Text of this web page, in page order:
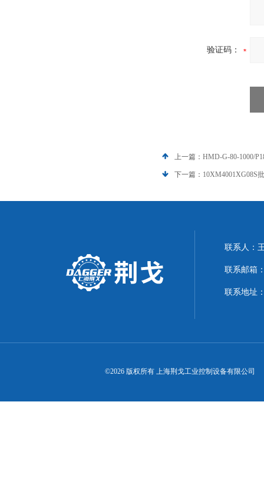
验证码：
上一篇： HMD-G-80-1000/
下一篇： 10XM4001XG08S
联系人：
联系邮箱
联系地址
©2026 版权所有 上海荆戈工业控制设备有限公司